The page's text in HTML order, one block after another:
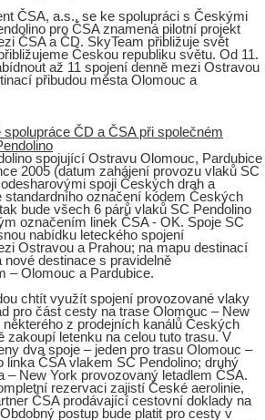
ČSA, a.s., se ke spolupráci s Českými
pro ČSA znamená pilotní projekt
ČSA a ČD. SkyTeam přibližuje svět
Českou republiku světu. Od 11.
až 11 spojení denně mezi Ostravou
přibudou města Olomouc a
ČD a ČSA při společném
spojující Ostravu Olomouc, Pardubice
2005 (datum zahájení provozu vlaků SC
spoji Českých drah a
standardního označení kódem Českých
bude všech 6 párů vlaků SC Pendolino
označením linek ČSA - OK. Spoje SC
nabídku leteckého spojení
Ostravou a Prahou; na mapu destinací
nové destinace s pravidelně
– Olomouc a Pardubice.
chtít využít spojení provozované vlaky
pro část cesty na trase Olomouc – New
z prodejních kanálů Českých
zakoupí letenku na celou tuto trasu. V
dva spoje – jeden pro trasu Olomouc –
linka ČSA vlakem SC Pendolino; druhý
– New York provozovaný letadlem ČSA.
rezervaci zajistí České aerolinie,
ČSA prodávající cestovní doklady na
postup bude platit pro cesty v